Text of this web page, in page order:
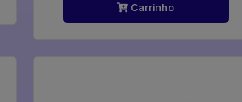
Carrinho